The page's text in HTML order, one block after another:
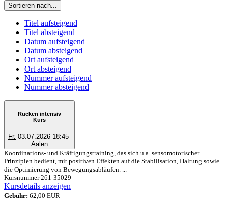
Sortieren nach...
Titel aufsteigend
Titel absteigend
Datum aufsteigend
Datum absteigend
Ort aufsteigend
Ort absteigend
Nummer aufsteigend
Nummer absteigend
Rücken intensiv
Kurs
Fr. 03.07.2026 18:45
Aalen
Koordinations- und Kräftigungstraining, das sich u.a. sensomotorischer
Prinzipien bedient, mit positiven Effekten auf die Stabilisation, Haltung sowie
die Optimierung von Bewegungsabläufen. ...
Kursnummer 261-35029
Kursdetails anzeigen
Gebühr: 62,00 EUR